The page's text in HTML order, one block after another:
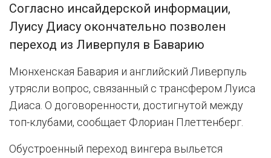
Согласно инсайдерской информации,
Луису Диасу окончательно позволен
переход из Ливерпуля в Баварию
Мюнхенская Бавария и английский Ливерпуль
утрясли вопрос, связанный с трансфером Луиса
Диаса. О договоренности, достигнутой между
топ-клубами, сообщает Флориан Плеттенберг.
Обустроенный переход вингера выльется